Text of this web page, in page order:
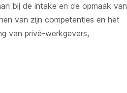
bij de intake en de opmaak van
van zijn competenties en het
van privé-werkgevers,